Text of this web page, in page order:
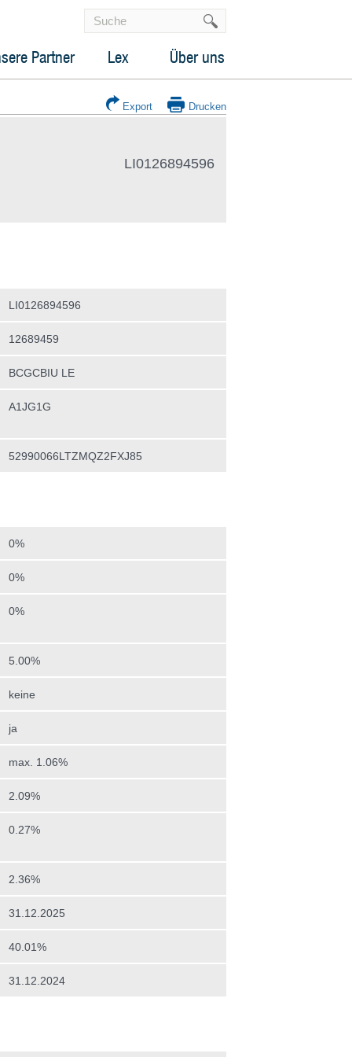
Partner Lex Über uns
Export Drucken
LI0126894596
LI0126894596
12689459
BCGCBIU LE
A1JG1G
52990066LTZMQZ2FXJ85
0%
0%
0%
5.00%
keine
ja
max. 1.06%
2.09%
0.27%
2.36%
31.12.2025
40.01%
31.12.2024